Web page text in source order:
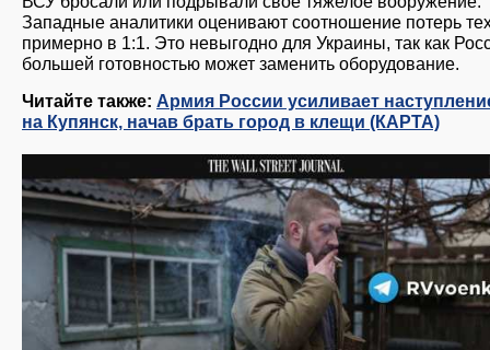
Западные аналитики оценивают соотношение потерь
примерно в 1:1. Это невыгодно для Украины, так как
большей готовностью может заменить оборудование.
Читайте также: Армия России усиливает
на Купянск, начав брать город в клещи (КАРТА)